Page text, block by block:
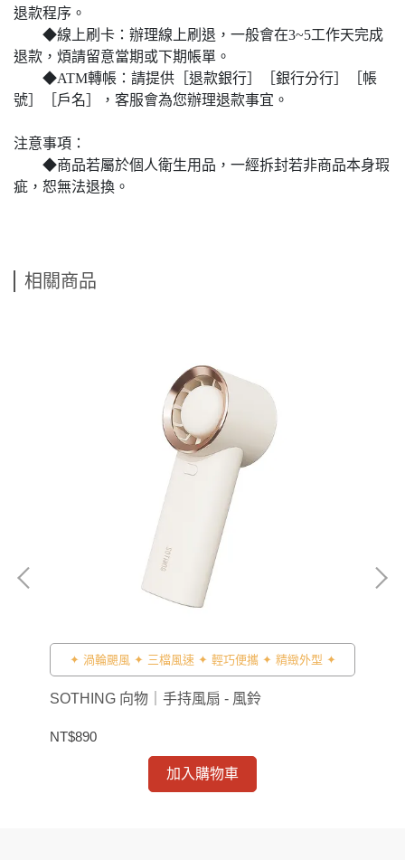
退款程序。
◆線上刷卡：辦理線上刷退，一般會在3~5工作天完成
退款，煩請留意當期或下期帳單。
◆ATM轉帳：請提供［退款銀行］［銀行分行］［帳
號］［戶名］，客服會為您辦理退款事宜。
注意事項：
◆商品若屬於個人衛生用品，一經拆封若非商品本身瑕
疵，恕無法退換。
相關商品
✦ 渦輪颶風 ✦ 三檔風速 ✦ 輕巧便攜 ✦ 精緻外型 ✦
SOTHING 向物｜手持風扇 - 風鈴
NT$890
加入購物車